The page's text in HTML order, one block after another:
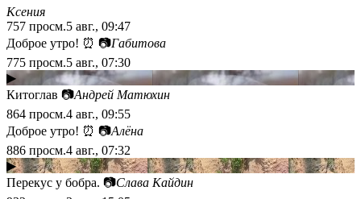
Ксения
757 просм.5 авг., 09:47
Доброе утро! ⏰ 📷Габитова
775 просм.5 авг., 07:30
▶
Китоглав 📷Андрей Матюхин
864 просм.4 авг., 09:55
Доброе утро! ⏰ 📷Алёна
886 просм.4 авг., 07:32
▶
Перекус у бобра. 📷Слава Кайдин